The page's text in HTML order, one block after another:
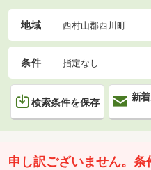
地域 西村山郡西川町
条件 指定なし
検索条件を保存
新
申し訳ございません。